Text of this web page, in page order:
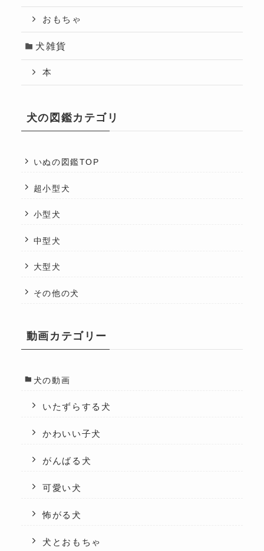
おもちゃ
犬雑貨
本
犬の図鑑カテゴリ
いぬの図鑑TOP
超小型犬
小型犬
中型犬
大型犬
その他の犬
動画カテゴリー
犬の動画
いたずらする犬
かわいい子犬
がんばる犬
可愛い犬
怖がる犬
犬とおもちゃ